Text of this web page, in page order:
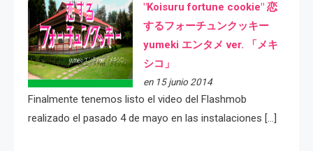
"Koisuru fortune cookie" 恋
するフォーチュンクッキー
yumeki エンタメ ver. 「メキ
シコ」
en 15 junio 2014
Finalmente tenemos listo el video del Flashmob
realizado el pasado 4 de mayo en las instalaciones […]